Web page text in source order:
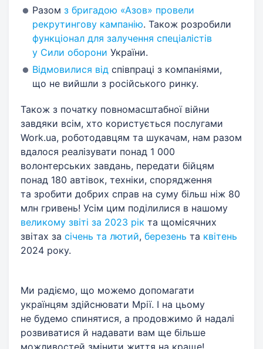
Разом з бригадою «Азов» провели
рекрутингову кампанію. Також розробили
функціонал для залучення спеціалістів
у Сили оборони України.
Відмовилися від співпраці з компаніями,
що не вийшли з російського ринку.
Також з початку повномасштабної війни
завдяки всім, хто користується послугами
Work.ua, роботодавцям та шукачам, нам разом
вдалося реалізувати понад 1 000
волонтерських завдань, передати бійцям
понад 180 автівок, техніки, спорядження
та зробити добрих справ на суму більш ніж 80
млн гривень! Усім цим поділилися в нашому
великому звіті за 2023 рік та щомісячних
звітах за січень та лютий, березень та квітень
2024 року.
Ми радіємо, що можемо допомагати
українцям здійснювати Мрії. І на цьому
не будемо спинятися, а продовжимо й надалі
розвиватися й надавати вам ще більше